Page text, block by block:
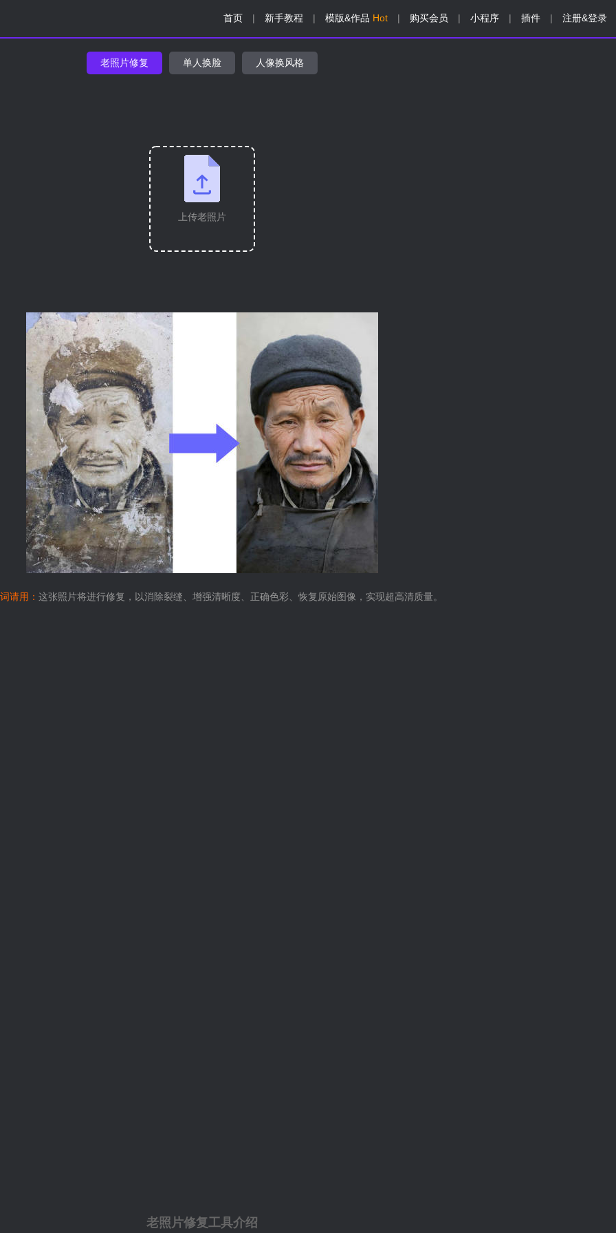
首页 | 新手教程 | 模版&作品 Hot | 购买会员 | 小程序 | 插件 | 注册&登录
老照片修复 单人换脸 人像换风格
上传老照片
请用： 这张照片将进行修复，以消除裂缝、增强清晰度、正确色彩、恢复原始图像，实现超高清质量。
老照片修复工具介绍